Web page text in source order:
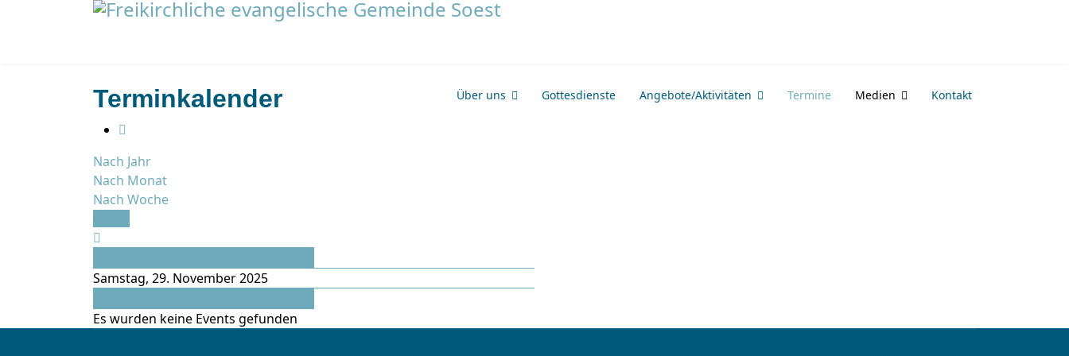
Über uns Gottesdienste Angebote/Aktivitäten Termine Medien Kontakt
Terminkalender
Nach Jahr
Nach Monat
Nach Woche
Samstag, 29. November 2025
Es wurden keine Events gefunden